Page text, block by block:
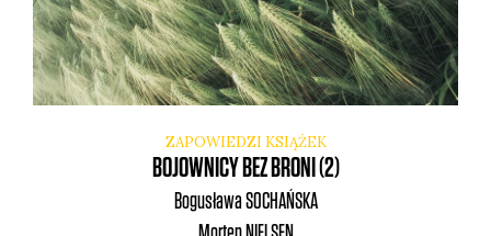
ZAPOWIEDZI KSIĄŻEK
BOJOWNICY BEZ BRONI (2)
BogusławaSOCHAŃSKA